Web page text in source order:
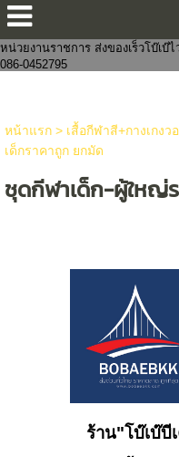
ขายส่งกางเกงในแฟชั่นงานจีนไท
งานแฟชั่น ถูกกว่าโบ๊เบ๊ หาสินค้า
หน่วยงานราชการ ส่งของเร็วโบ๊เบ๊
086-0452795
หน้าแรก> เสื้อกีฬาสี+กางเกงว
เด็กราคาถูก ยกมัด
ชุดกีฬาเด็ก-ผู้ใหญ่
ร้าน"โบ๊เบ๊บี